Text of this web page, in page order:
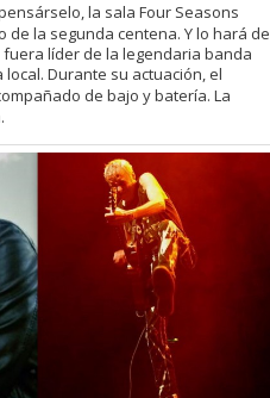
la sala Four Seasons
de la segunda centena. Y lo hará de
líder de la legendaria banda
Durante su actuación, el
de bajo y batería. La
.